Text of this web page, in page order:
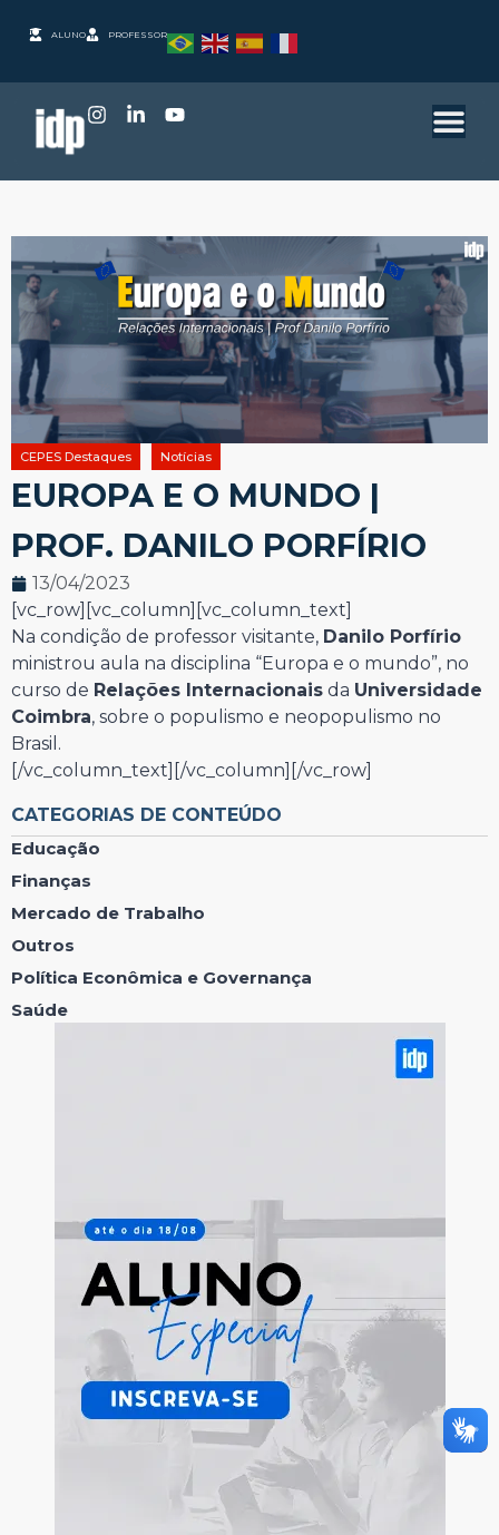
ALUNO PROFESSOR
CEPES Destaques Notícias
EUROPA E O MUNDO |
PROF. DANILO PORFÍRIO
13/04/2023
[vc_row][vc_column][vc_column_text]
Na condição de professor visitante, Danilo Porfírio
ministrou aula na disciplina “Europa e o mundo”, no
curso de Relações Internacionais da Universidade
Coimbra, sobre o populismo e neopopulismo no
Brasil.
[/vc_column_text][/vc_column][/vc_row]
CATEGORIAS DE CONTEÚDO
Educação
Finanças
Mercado de Trabalho
Outros
Política Econômica e Governança
Saúde